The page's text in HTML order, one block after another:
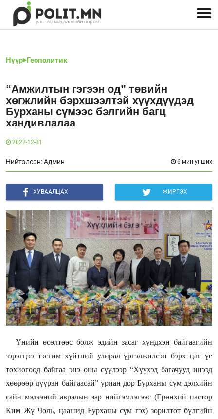
Нүүр Геополитик
“Амжилтын гэгээн од” төвийн
хөгжлийн бэрхшээлтэй хүүхдүүдэд
Бурханы сүмээс бэлгийн багц
хандивлалаа
2022-12-31
Нийтэлсэн: Админ 6 мин унших
ХУВААЛЦАХ ЖИРГЭХ
Үнийн өсөлтөөс болж эдийн засаг хүндхэн байгаагийн
зэрэгцээ тэсгим хүйтний улирал үргэлжилсэн бэрх цаг үе
тохиогоод байгаа энэ оны сүүлээр “Хүүхэд багачууд инээд
хөөрөөр дүүрэн байгаасай” уриан дор Бурханы сүм дэлхийн
сайн мэдээний авралын зар нийгэмлэгээс (Ерөнхий пастор
Ким Жү Чоль, цаашид Бурханы сүм гэх) зорилтот бүлгийн